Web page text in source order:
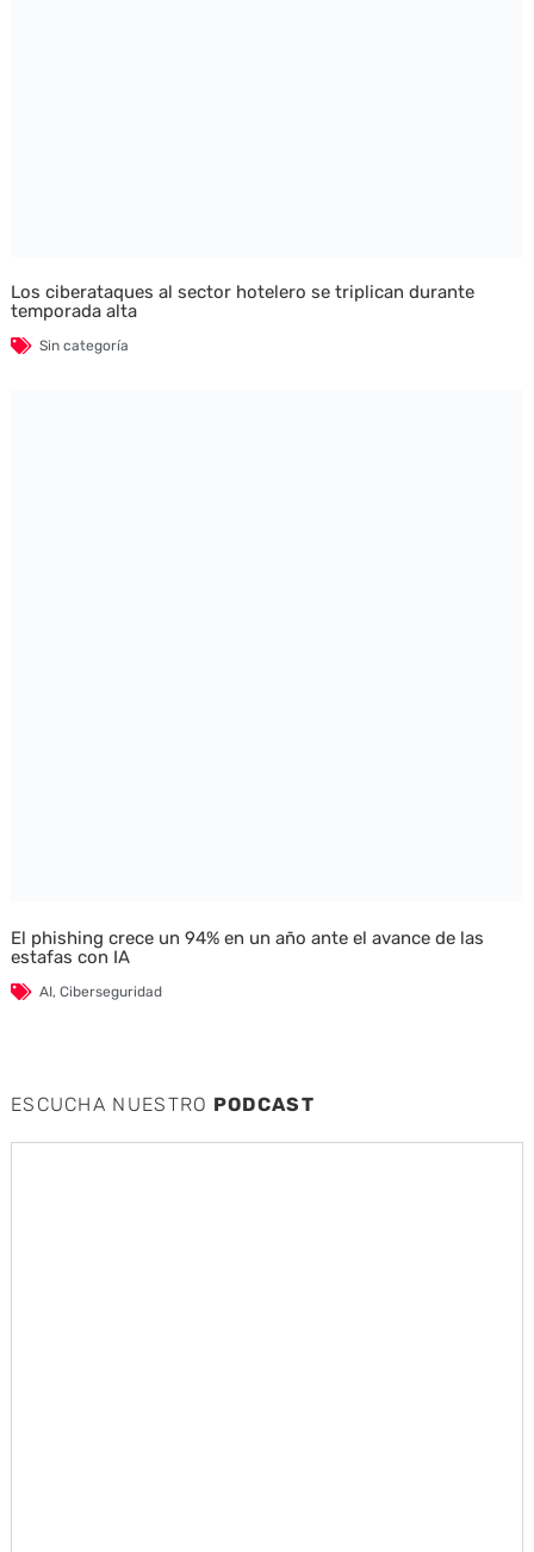
Los ciberataques al sector hotelero se triplican durante
temporada alta
Sin categoría
El phishing crece un 94% en un año ante el avance de las
estafas con IA
AI, Ciberseguridad
ESCUCHA NUESTRO PODCAST